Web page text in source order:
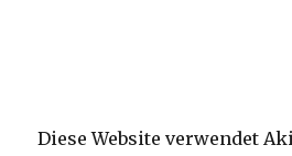
Diese Website verwendet